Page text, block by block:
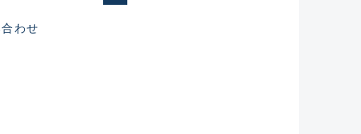
れた未使用
わせ